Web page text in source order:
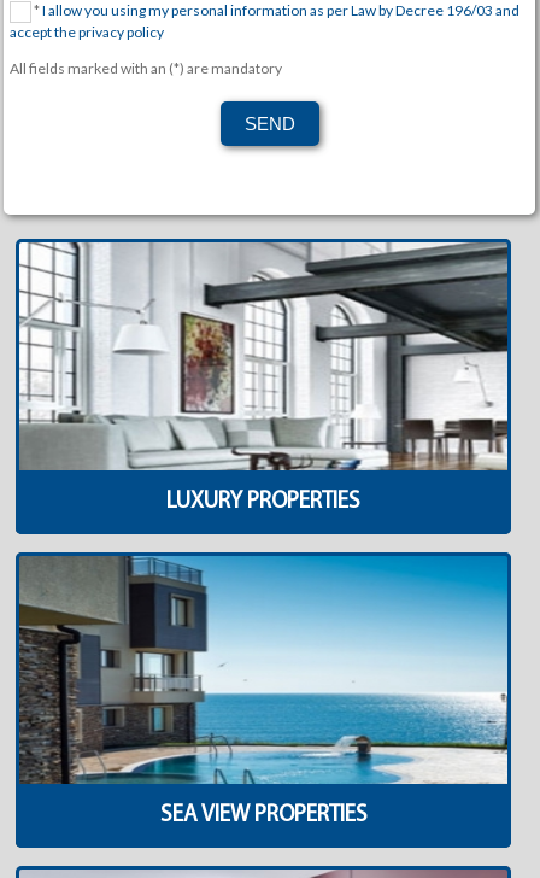
*I allow you using my personal information as per Law by Decree 196/03 and
accept the privacy policy
All fields marked with an (*) are mandatory
LUXURY PROPERTIES
SEA VIEW PROPERTIES